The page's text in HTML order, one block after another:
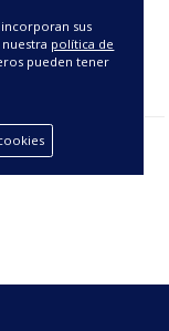
sus
política de
pueden tener